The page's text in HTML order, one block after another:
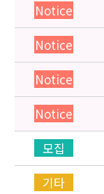
Notice
Notice
Notice
Notice
모집
기타